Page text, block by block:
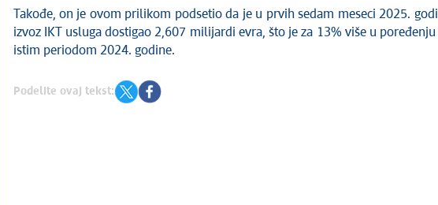
Takođe, on je ovom prilikom podsetio da je u prvih sedam meseci 2025.
izvoz IKT usluga dostigao 2,607 milijardi evra, što je za 13% više u poređenju
istim periodom 2024. godine.
Podelite ovaj tekst: